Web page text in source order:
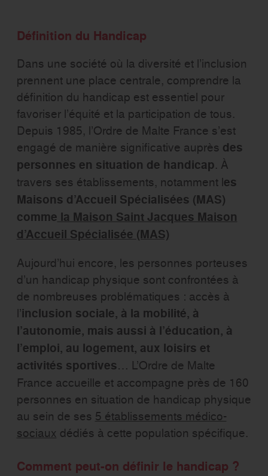
Définition du Handicap
Dans une société où la diversité et l’inclusion
prennent une place centrale, comprendre la
définition du handicap est essentiel pour
favoriser l’équité et la participation de tous.
Depuis 1985, l’Ordre de Malte France s’est
engagé de manière significative auprès des
personnes en situation de handicap. À
travers ses établissements, notamment les
Maisons d’Accueil Spécialisées (MAS)
comme la Maison Saint Jacques Maison
d’Accueil Spécialisée (MAS)
Aujourd’hui encore, les personnes porteuses
d’un handicap physique sont confrontées à
de nombreuses problématiques : accès à
l’inclusion sociale, à la mobilité, à
l’autonomie, mais aussi à l’éducation, à
l’emploi, au logement, aux loisirs et
activités sportives… L’Ordre de Malte
France accueille et accompagne près de 160
personnes en situation de handicap physique
au sein de ses 5 établissements médico-
sociaux dédiés à cette population spécifique.
Comment peut-on définir le handicap ?